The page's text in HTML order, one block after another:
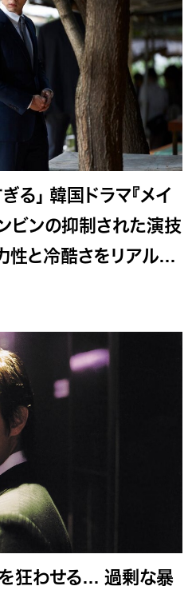
る」 韓国ドラマ『メイ
ンビンの抑制された演技
性と冷酷さをリアルに
狂わせる… 過剰な暴